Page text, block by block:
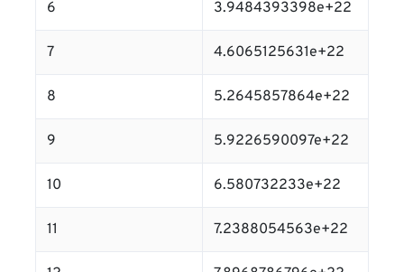
6 3.9484393398e+22
7 4.6065125631e+22
8 5.2645857864e+22
9 5.9226590097e+22
10 6.580732233e+22
11 7.2388054563e+22